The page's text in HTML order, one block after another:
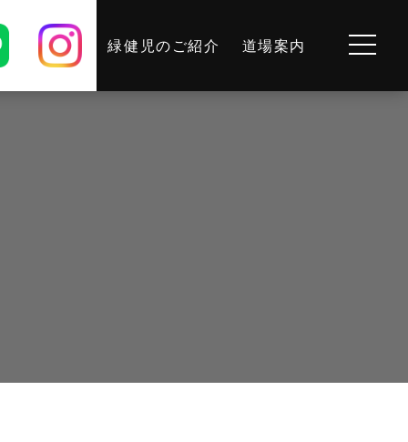
緑健児のご紹介 道場案内